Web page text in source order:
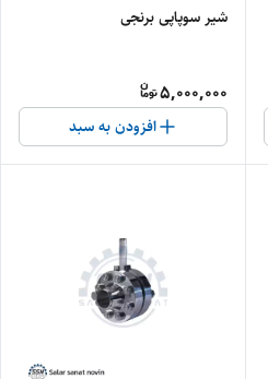
شیر سوپاپی برنجی
5,000,000
افزودن به سبد